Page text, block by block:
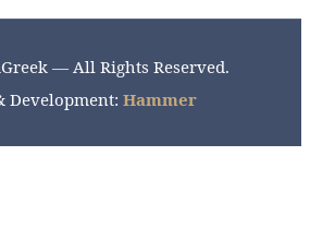
— All Rights Reserved.
Development: Hammer